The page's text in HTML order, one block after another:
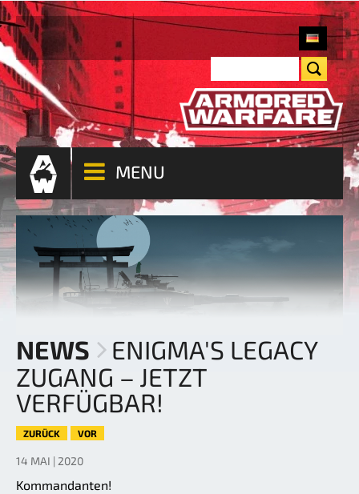
MENU
NEWS
ENIGMA'S LEGACY
ZUGANG – JETZT
VERFÜGBAR!
ZURÜCK VOR
14 MAI | 2020
Kommandanten!